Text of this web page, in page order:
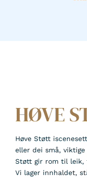
HØVE
Høve Støtt
eller dei små, viktige
Støtt gir rom til leik,
Vi lager innhaldet,